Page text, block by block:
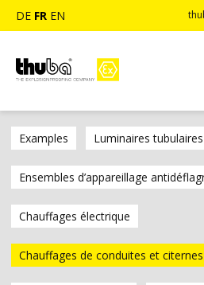
DE FR EN
Examples Luminaires
Ensembles d’appareillage
Chauffages électrique
Chauffages de conduites et citernes